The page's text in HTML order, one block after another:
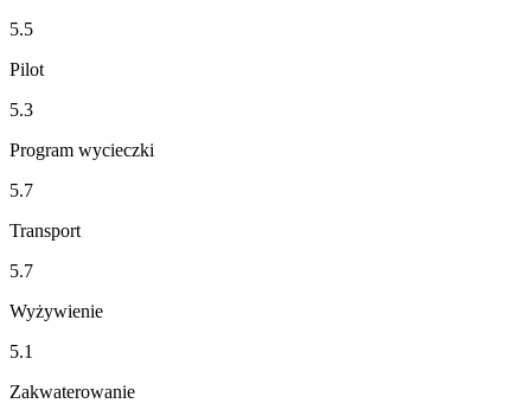
5.5
Pilot
5.3
Program wycieczki
5.7
Transport
5.7
Wyżywienie
5.1
Zakwaterowanie